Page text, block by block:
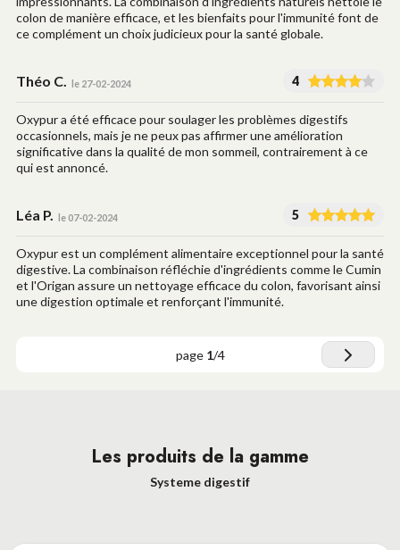
colon de manière efficace, et les bienfaits pour l'immunité font de
ce complément un choix judicieux pour la santé globale.
Théo C. le 27-02-2024 4
Oxypur a été efficace pour soulager les problèmes digestifs
occasionnels, mais je ne peux pas affirmer une amélioration
significative dans la qualité de mon sommeil, contrairement à ce
qui est annoncé.
Léa P. le 07-02-2024 5
Oxypur est un complément alimentaire exceptionnel pour la santé
digestive. La combinaison réfléchie d'ingrédients comme le Cumin
et l'Origan assure un nettoyage efficace du colon, favorisant ainsi
une digestion optimale et renforçant l'immunité.
page 1/4
Les produits de la gamme
Systeme digestif